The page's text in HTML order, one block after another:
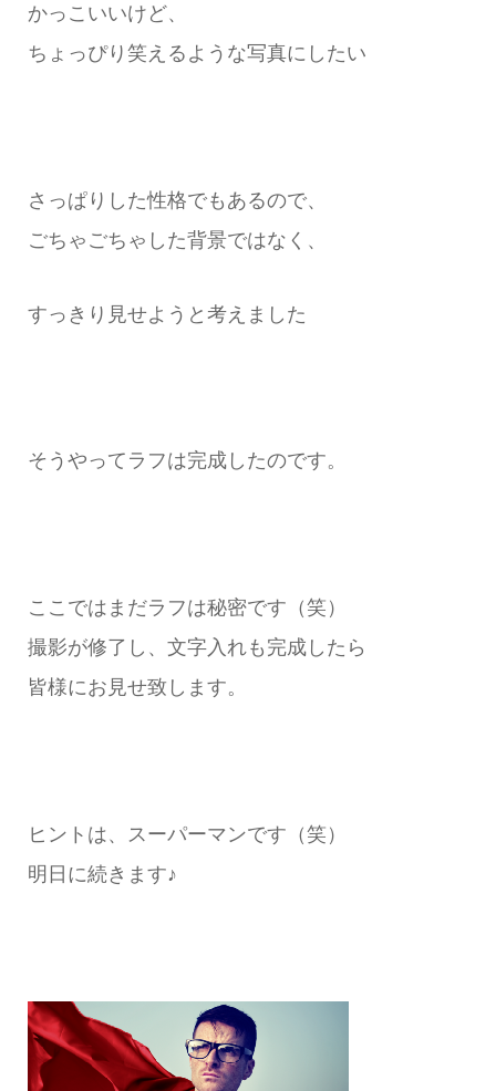
かっこいいけど、
ちょっぴり笑えるような写真にしたい
さっぱりした性格でもあるので、
ごちゃごちゃした背景ではなく、
すっきり見せようと考えました
そうやってラフは完成したのです。
ここではまだラフは秘密です（笑）
撮影が修了し、文字入れも完成したら
皆様にお見せ致します。
ヒントは、スーパーマンです（笑）
明日に続きます♪